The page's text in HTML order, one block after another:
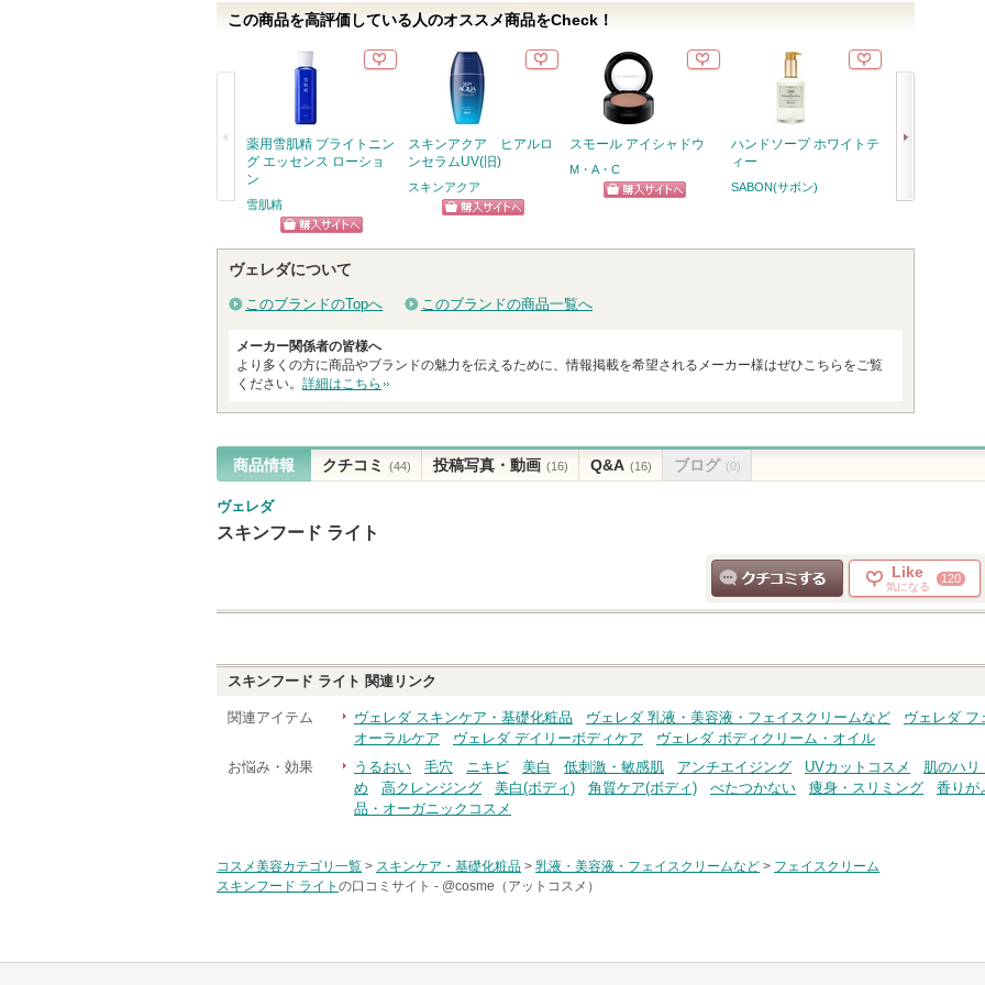
この商品を高評価している人のオススメ商品をCheck！
薬用雪肌精 ブライトニン
グ エッセンス ローショ
ン
雪肌精
ショッピン
グサイトへ
スキンアクア ヒアルロ
ンセラムUV(旧)
スキンアクア
スモール アイシャドウ
M・A・C
ハンドソープ ホワイトテ
ィー
SABON(サボン)
99.99％除菌ウ
ヴェレダについて
このブランドのTopへ このブランドの商品一覧へ
メーカー関係者の皆様へ
より多くの方に商品やブランドの魅力を伝えるために、情報掲載を希望されるメーカー様はぜひこちらをご覧
ください。 詳細はこちら
商品情報 クチコミ (44) 投稿写真・動画 (16) Q&A (16) ブログ (0)
ヴェレダ
スキンフード ライト
クチコミする
Like
気になる
120
スキンフード ライト 関連リンク
関連アイテム ヴェレダ スキンケア・基礎化粧品 ヴェレダ 乳液・美容液・フェイスクリームなど ヴェレダ フ
オーラルケア
ヴェレダ デイリーボディケア
ヴェレダ ボディクリーム・オイル
お悩み・効果
うるおい 毛穴 ニキビ 美白 低刺激・敏感肌 アンチエイジング UVカットコスメ 肌のハリ
め
高クレンジング 美白(ボディ) 角質ケア(ボディ) べたつかない 痩身・スリミング 香りが
品・オーガニックコスメ
コスメ美容カテゴリ一覧 > スキンケア・基礎化粧品 > 乳液・美容液・フェイスクリームなど > フェイスクリーム
スキンフード ライト の口コミサイト - @cosme（アットコスメ）